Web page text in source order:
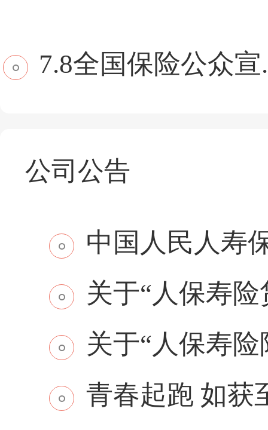
7.8全国保险公众宣
公司公告
中国人民人寿
关于“人保寿
关于“人保寿
青春起跑 如获